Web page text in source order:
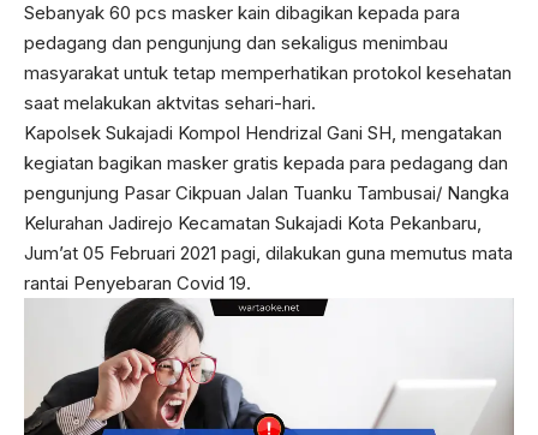
Sebanyak 60 pcs masker kain dibagikan kepada para
pedagang dan pengunjung dan sekaligus menimbau
masyarakat untuk tetap memperhatikan protokol kesehatan
saat melakukan aktvitas sehari-hari.
Kapolsek Sukajadi Kompol Hendrizal Gani SH, mengatakan
kegiatan bagikan masker gratis kepada para pedagang dan
pengunjung Pasar Cikpuan Jalan Tuanku Tambusai/ Nangka
Kelurahan Jadirejo Kecamatan Sukajadi Kota Pekanbaru,
Jum’at 05 Februari 2021 pagi, dilakukan guna memutus mata
rantai Penyebaran Covid 19.